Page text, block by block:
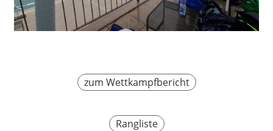
zum Wettkampfbericht
Rangliste